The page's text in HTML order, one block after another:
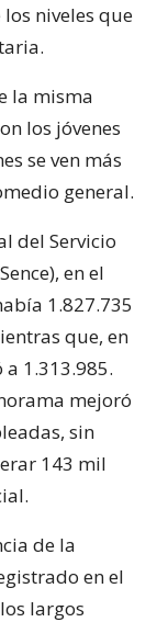
niveles que
la misma
los jóvenes
se ven más
general.
del Servicio
en el
1.827.735
que, en
1.313.985.
mejoró
sin
143 mil
de la
en el
largos